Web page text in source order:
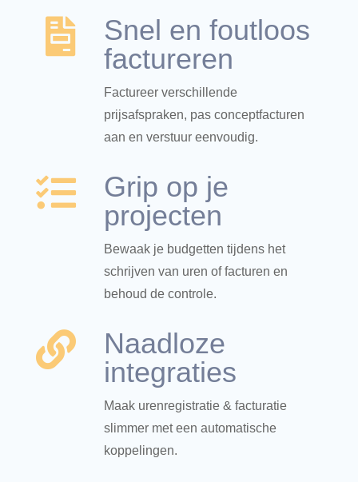

Snel en foutloos
factureren
Factureer verschillende
prijsafspraken, pas conceptfacturen
aan en verstuur eenvoudig.

Grip op je
projecten
Bewaak je budgetten tijdens het
schrijven van uren of facturen en
behoud de controle.

Naadloze
integraties
Maak urenregistratie & facturatie
slimmer met een automatische
koppelingen.